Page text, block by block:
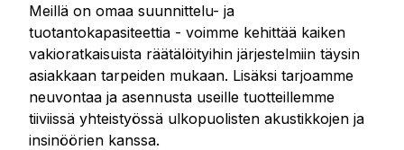
Meillä on omaa suunnittelu- ja
tuotantokapasiteettia - voimme kehittää kaiken
vakioratkaisuista räätälöityihin järjestelmiin täysin
asiakkaan tarpeiden mukaan. Lisäksi tarjoamme
neuvontaa ja asennusta useille tuotteillemme
tiiviissä yhteistyössä ulkopuolisten akustikkojen ja
insinöörien kanssa.